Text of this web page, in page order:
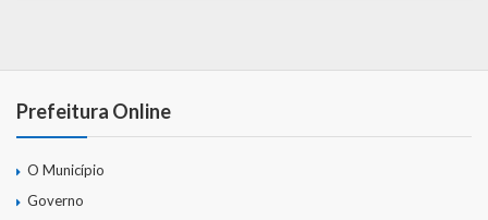
Prefeitura Online
O Município
Governo